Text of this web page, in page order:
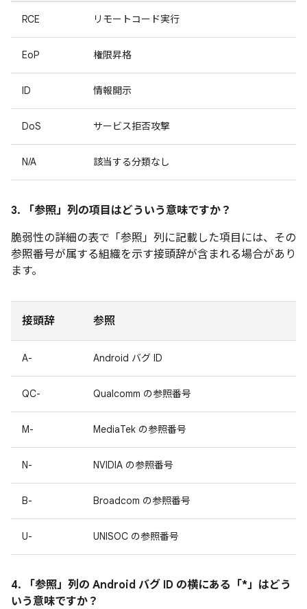
RCE リモートコード実行
EoP 権限昇格
ID 情報開示
DoS サービス拒否攻撃
N/A 該当する分類なし
3. 「参照」 列の項目はどういう意味ですか？
脆弱性の詳細の表で「参照」 列に記載した項目には、その
参照番号が属する組織を示す接頭辞が含まれる場合があり
ます。
接頭辞 参照
A- Android バグ ID
QC- Qualcomm の参照番号
M- MediaTek の参照番号
N- NVIDIA の参照番号
B- Broadcom の参照番号
U- UNISOC の参照番号
4. 「参照」 列の Android バグ ID の横にある「*」はどう
いう意味ですか？